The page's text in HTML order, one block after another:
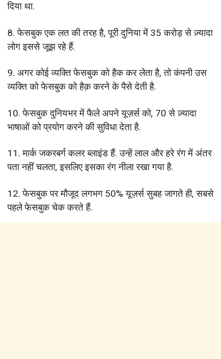
दिया था.
8. फेसबुक एक लत की तरह है, पूरी दुनिया में 35 करोड़ से ज़्यादा
लोग इससे जूझ रहे हैं.
9. अगर कोई व्यक्ति फेसबुक को हैक कर लेता है, तो कंपनी उस
व्यक्ति को फेसबुक को हैक़ करने के पैसे देती है.
10. फेसबुक दुनियभर में फैले अपने यूज़र्स को, 70 से ज़्यादा
भाषाओं को प्रयोग करने की सुविधा देता है.
11. मार्क जकरबर्ग कलर ब्लाइंड हैं. उन्हें लाल और हरे रंग में अंतर
पता नहीं चलता, इसलिए इसका रंग नीला रखा गया है.
12. फेसबुक पर मौजूद लगभग 50% यूज़र्स सुबह जागते ही, सबसे
पहले फेसबुक चेक करते हैं.